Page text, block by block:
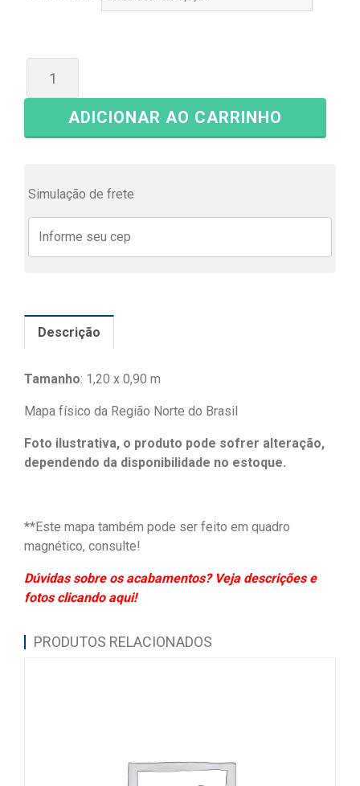
ADICIONAR AO CARRINHO
Simulação de frete
Descrição
Tamanho: 1,20 x 0,90 m
Mapa físico da Região Norte do Brasil
Foto ilustrativa, o produto pode sofrer alteração,
dependendo da disponibilidade no estoque.
**Este mapa também pode ser feito em quadro
magnético, consulte!
Dúvidas sobre os acabamentos? Veja descrições e
fotos clicando aqui!
PRODUTOS RELACIONADOS